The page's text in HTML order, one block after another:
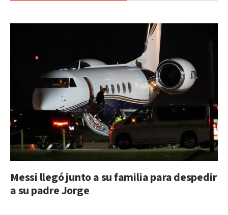
Messi llegó junto a su familia para despedir
a su padre Jorge